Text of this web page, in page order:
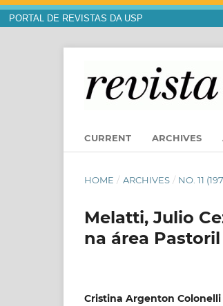
PORTAL DE REVISTAS DA USP
CURRENT ARCHIVES
HOME / ARCHIVES / NO. 11
Melatti, Julio
na área
Cristina Argenton Colonelli